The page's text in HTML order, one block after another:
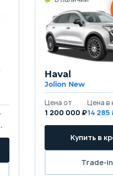
Haval
Jolion New
1 200 000 ₽14 285